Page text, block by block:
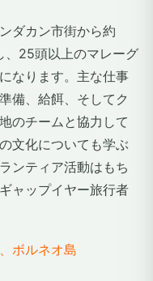
ダカン市街から約
、25頭以上のマレーグ
なります。主な仕事
備、給餌、そしてク
のチームと協力して
文化についても学ぶ
ンティア活動はもち
ャップイヤー旅行者
ボルネオ島